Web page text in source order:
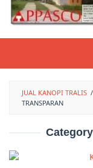
JUAL KANOPI TRALIS /
TRANSPARAN